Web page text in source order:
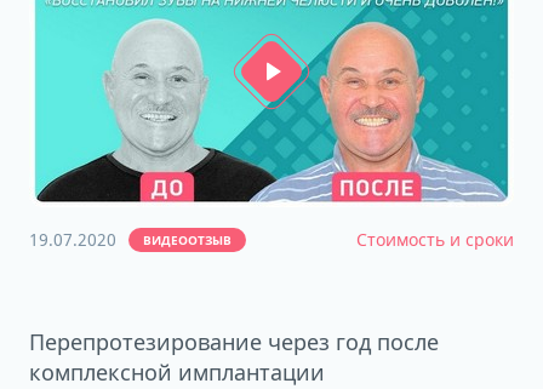
19.07.2020 ВИДЕООТЗЫВ Стоимость и сроки
Перепротезирование через год после
комплексной имплантации